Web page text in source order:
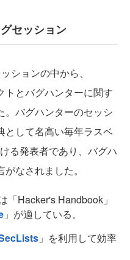
セッション
ションの中から、
トとバグハンターに関す
。バグハンターのセッシ
として名高い毎年ラスベ
る発表者であり、バグハ
なされました。
「Hacker's Handbook」
」が適している。
」を利用して効率